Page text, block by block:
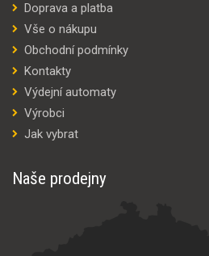
Doprava a platba
Vše o nákupu
Obchodní podmínky
Kontakty
Výdejní automaty
Výrobci
Jak vybrat
Naše prodejny